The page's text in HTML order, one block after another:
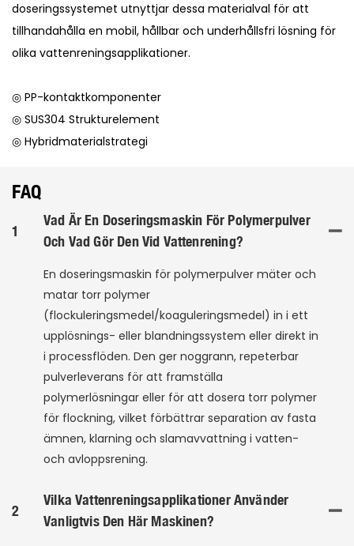
doseringssystemet utnyttjar dessa materialval för att
tillhandahålla en mobil, hållbar och underhållsfri lösning för
olika vattenreningsapplikationer.
◎ PP-kontaktkomponenter
◎ SUS304 Strukturelement
◎ Hybridmaterialstrategi
FAQ
1
Vad Är En Doseringsmaskin För Polymerpulver
Och Vad Gör Den Vid Vattenrening?
En doseringsmaskin för polymerpulver mäter och
matar torr polymer
(flockuleringsmedel/koaguleringsmedel) in i ett
upplösnings- eller blandningssystem eller direkt in
i processflöden. Den ger noggrann, repeterbar
pulverleverans för att framställa
polymerlösningar eller för att dosera torr polymer
för flockning, vilket förbättrar separation av fasta
ämnen, klarning och slamavvattning i vatten-
och avloppsrening.
2
Vilka Vattenreningsapplikationer Använder
Vanligtvis Den Här Maskinen?